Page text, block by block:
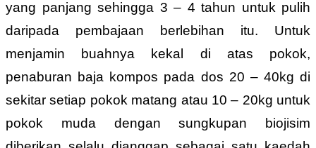
yang panjang sehingga 3 – 4 tahun untuk pulih
daripada pembajaan berlebihan itu. Untuk
menjamin buahnya kekal di atas pokok,
penaburan baja kompos pada dos 20 – 40kg di
sekitar setiap pokok matang atau 10 – 20kg untuk
pokok muda dengan sungkupan biojisim